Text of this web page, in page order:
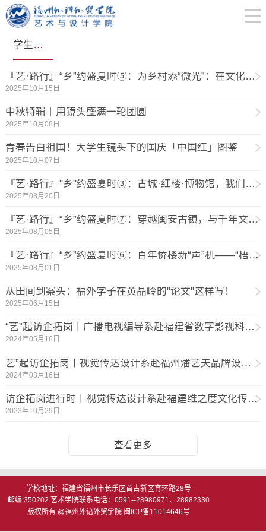
学生工作动态
『艺·路行』“乡”约盛夏时⑤：为乡村添“微光”：在文化与田野间书写青春答卷
2025年10月15日
中秋特辑｜用镜头盛满一轮团圆
2025年10月08日
青春告白祖国！大学生镜头下的国庆「中国红」图鉴
2025年10月07日
『艺·路行』"乡"约盛夏时③：古城·红楼·博物馆，我们找到了文化传承的"新密码"
2025年08月20日
『艺·路行』“乡”约盛夏时⑦：穿越闽安古镇，与千年文脉撞个满怀
2025年08月05日
『艺·路行』“乡”约盛夏时⑥：百年侨楼新“声”机——“梧忆峥嵘”实践队解锁闽南与南洋的基因对话
2025年08月01日
从田间到案头：福外学子在黄晶岭的"论文"这样写！
2025年06月15日
“艺”起访企拓岗丨广播电视编导系赴福建省数字影视科技有限公司走访交流
2024年05月16日
艺”起访企拓岗丨视觉传达设计系赴福州潘艺夫品牌设计有限公司走访交流
2024年03月16日
访企拓岗进行时丨视觉传达设计系赴福建维之度文化传播有限公司走访交流
2023年10月29日
查看更多
学校地址：福建省福州市长乐区首占新区育环路28号
邮编:350202 艺术学院联系电话：0591--28980971、28982330
版权所有 @福州外语外贸学院 闽ICP备11014646号